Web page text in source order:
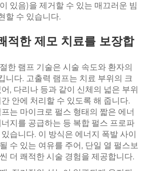
있음)을 제거할 수 있는 매끄러운 빔
할 수 있습니다.
적한 제모 치료를 보장합
한 램프 기술은 시술 속도와 환자의
니다. 고출력 램프는 치료 부위의 크
, 다리나 등과 같이 신체의 넓은 부위
안에 처리할 수 있도록 해 줍니다.
는 마이크로 펄스 형태의 짧은 에너
지를 공급하는 등 복합 펄스 프로파
습니다. 이 방식은 에너지 폭발 사이
수 있는 여유를 주어, 단일 열 펄스보
더 쾌적한 시술 경험을 제공합니다.